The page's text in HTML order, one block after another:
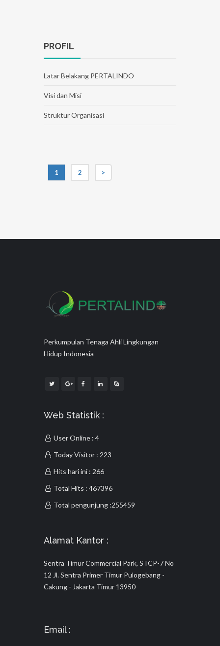
PROFIL
Latar Belakang PERTALINDO
Visi dan Misi
Struktur Organisasi
1 2 >
Perkumpulan Tenaga Ahli Lingkungan
Hidup Indonesia
Web Statistik :
User Online : 4
Today Visitor : 223
Hits hari ini : 266
Total Hits : 467396
Total pengunjung :255459
Alamat Kantor :
Sentra Timur Commercial Park, STCP-7 No
12 Jl. Sentra Primer Timur Pulogebang -
Cakung - Jakarta Timur 13950
Email :